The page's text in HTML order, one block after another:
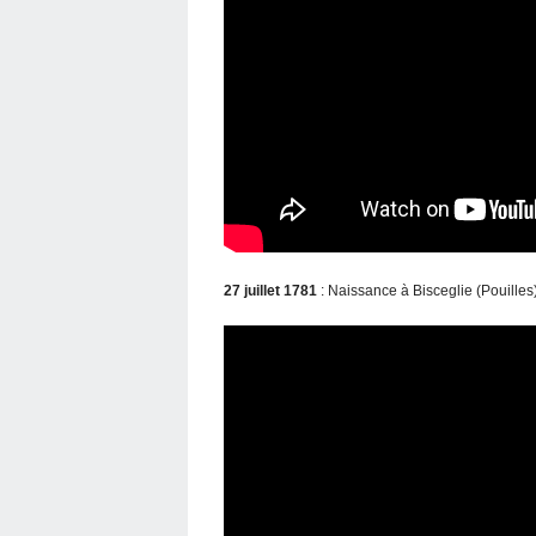
27 juillet 1781 : Naissance à Bisceglie